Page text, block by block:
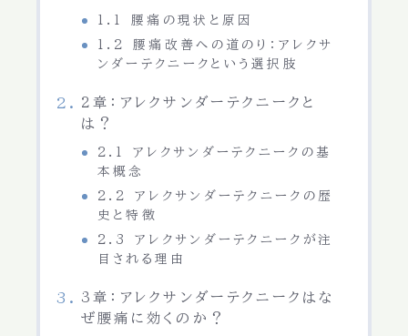
1.1 腰痛の現状と原因
1.2 腰痛改善への道のり：アレクサ
ンダーテクニークという選択肢
2章：アレクサンダーテクニークと
は？
2.1 アレクサンダーテクニークの基
本概念
2.2 アレクサンダーテクニークの歴
史と特徴
2.3 アレクサンダーテクニークが注
目される理由
3章：アレクサンダーテクニークはな
ぜ腰痛に効くのか？